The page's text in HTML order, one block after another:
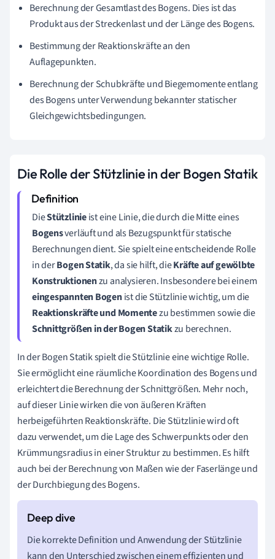
Berechnung der Gesamtlast des Bogens. Dies ist das
Produkt aus der Streckenlast und der Länge des Bogens.
Bestimmung der Reaktionskräfte an den
Auflagepunkten.
Berechnung der Schubkräfte und Biegemomente entlang
des Bogens unter Verwendung bekannter statischer
Gleichgewichtsbedingungen.
Die Rolle der Stützlinie in der Bogen Statik
DieStützlinieist eine Linie, die durch die Mitte eines
Bogensverläuft und als Bezugspunkt für statische
Berechnungen dient. Sie spielt eine entscheidende Rolle
in derBogen Statik, da sie hilft, dieKräfte auf gewölbte
Konstruktionenzu analysieren. Insbesondere bei einem
eingespannten Bogenist die Stützlinie wichtig, um die
Reaktionskräfte und Momentezu bestimmen sowie die
Schnittgrößen in der Bogen Statikzu berechnen.
In der Bogen Statik spielt die Stützlinie eine wichtige Rolle.
Sie ermöglicht eine räumliche Koordination des Bogens und
erleichtert die Berechnung der Schnittgrößen. Mehr noch,
auf dieser Linie wirken die von äußeren Kräften
herbeigeführten Reaktionskräfte. Die Stützlinie wird oft
dazu verwendet, um die Lage des Schwerpunkts oder den
Krümmungsradius in einer Struktur zu bestimmen. Es hilft
auch bei der Berechnung von Maßen wie der Faserlänge und
der Durchbiegung des Bogens.
Die korrekte Definition und Anwendung der Stützlinie
kann den Unterschied zwischen einem effizienten und